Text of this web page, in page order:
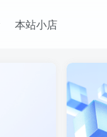
本站小店